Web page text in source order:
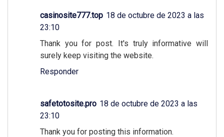
casinosite777.top 18 de octubre de 2023 a las
23:10
Thank you for post. It's truly informative will
surely keep visiting the website.
Responder
safetotosite.pro 18 de octubre de 2023 a las
23:10
Thank you for posting this information.